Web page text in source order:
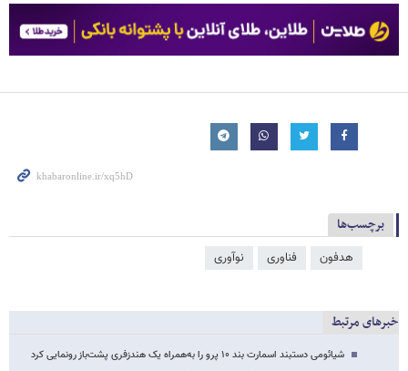
برچسب‌ها
هدفون فناوری نوآوری
خبرهای مرتبط
شیائومی دستبند اسمارت بند ۱۰ پرو را به‌همراه یک هندزفری پشت‌باز رونمایی کرد